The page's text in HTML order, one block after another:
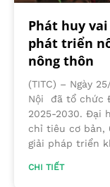
Phát huy
phát triển
nông thôn
(TITC) – Ngày
Nội đã tổ chức
2025-2030. Đại
chỉ tiêu cơ bản,
giải pháp triển
CHI TIẾT